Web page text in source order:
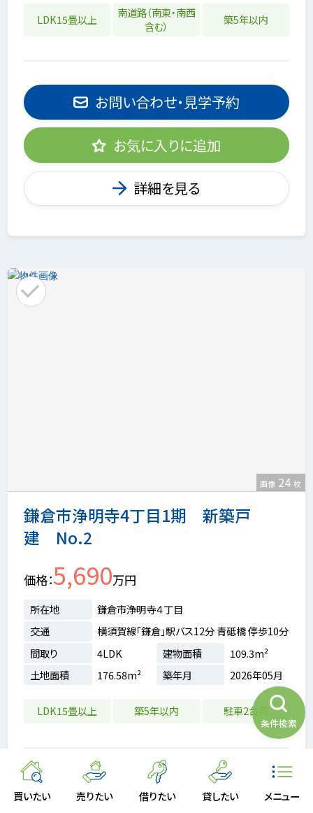
買いたい 売りたい 借りたい 貸したい メニュー
LDK15畳以上
南道路（南東・南西
含む）
築5年以内
お問い合わせ・見学予約
お気に入りに追加
詳細を見る
鎌倉市浄明寺4丁目1期 新築戸
建 No.2
画像 24 枚
価格 5,690万円
所在地
鎌倉市浄明寺４丁目
交通
横須賀線「鎌倉」駅バス12分 青砥橋 停歩10分
間取り
4LDK 建物面積
109.3m²
土地面積
176.58m² 築年月 2026年05月
LDK15畳以上 築5年以内 駐車2台可
お問い合わせ・見学予約
条件検索